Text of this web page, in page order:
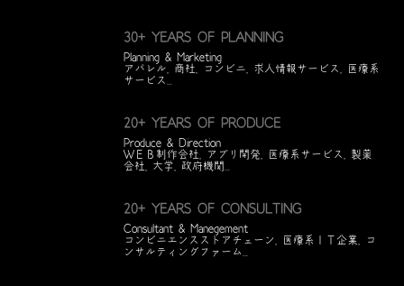
30+ YEARS OF PLANNING
Planning & Marketing
アパレル, 商社, コンビニ, 求人情報サービス, 医療系
サービス...
20+ YEARS OF PRODUCE
Produce & Direction
ＷＥＢ制作会社, アプリ開発, 医療系サービス, 製薬
会社, 大学, 政府機関...
20+ YEARS OF CONSULTING
Consultant & Manegement
コンビニエンスストアチェーン, 医療系ＩＴ企業, コ
ンサルティングファーム...